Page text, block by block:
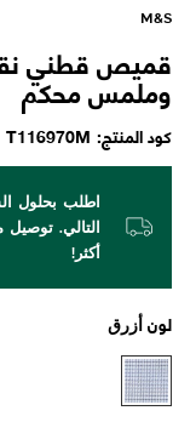
M&S
قميص قطني
وملمس محكم
كود المنتج T116970M
أكثر!
لون أزرق